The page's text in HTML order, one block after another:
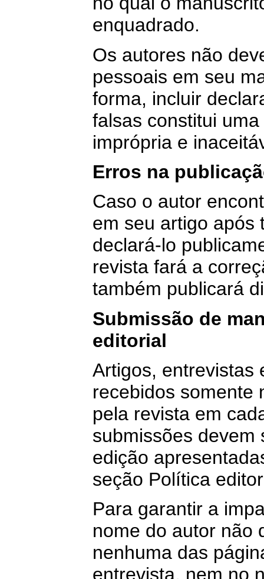
enquadrado.
Os autores não
pessoais em seu
forma, incluir
falsas constitui
imprópria e
Erros na
Caso o autor
em seu artigo após
declará-lo
revista fará a
também publicará
Submissão de
editorial
Artigos, entrevistas
recebidos somente
pela revista em
submissões devem
edição
seção Política
Para garantir a
nome do autor não
nenhuma das
entrevista, nem no